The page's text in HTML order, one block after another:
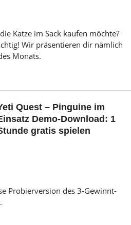
Katze im Sack kaufen möchte?
Wir präsentieren dir nämlich
Monats.
Quest – Pinguine im
Demo-Download: 1
gratis spielen
Probierversion des 3-Gewinnt-